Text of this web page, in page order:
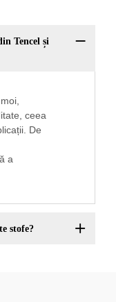
Tencel și
ceea
De
a
stofe?